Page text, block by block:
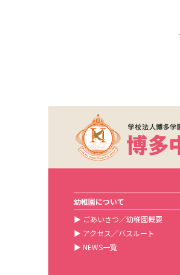
幼稚園について
▶ ごあいさつ／幼稚園概要
▶ アクセス／バスルート
▶ NEWS一覧